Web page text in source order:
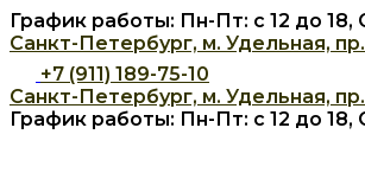
График работы: Пн-Пт: с 12 до 18,
Санкт-Петербург, м. Удельная,
+7 (911) 189-75-10
Санкт-Петербург, м. Удельная,
График работы: Пн-Пт: с 12 до 18,